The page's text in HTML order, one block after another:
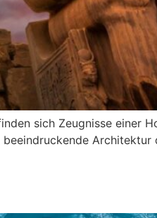
sich Zeugnisse einer
Architektur